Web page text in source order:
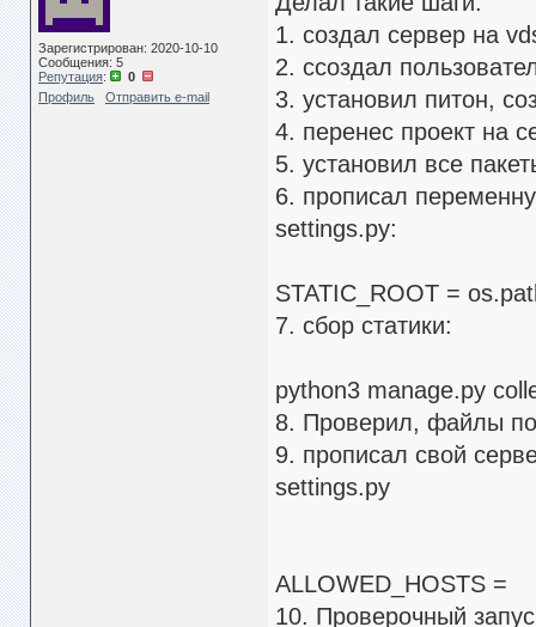
Зарегистрирован: 2020-10-10
Сообщения: 5
Репутация:
0
Профиль
Отправить e-mail
1. создал сервер на
2. cсоздал
3. установил питон,
4. перенес проект на
5. установил все
6. прописал
settings.py:
STATIC_ROOT =
7. сбор статики:
python3 manage.py
8. Проверил, файлы
9. прописал свой
settings.py
ALLOWED_HOSTS =
10. Проверочный